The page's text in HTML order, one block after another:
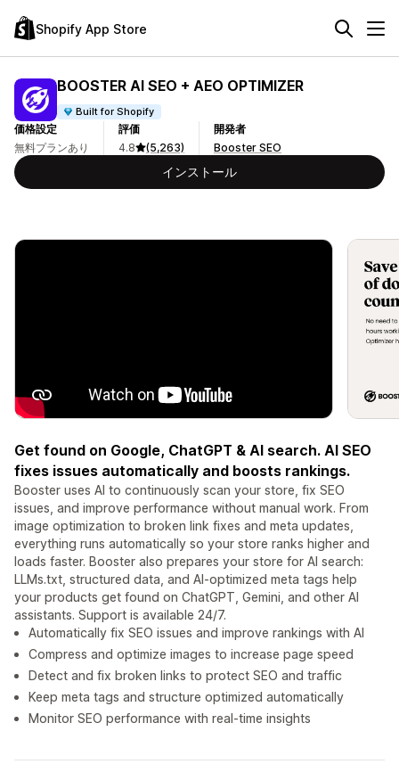
Shopify App Store
BOOSTER AI SEO + AEO OPTIMIZER
Built for Shopify
価格設定
無料プランあり
評価
4.8
(5,263)
開発者
Booster SEO
インストール
Get found on Google, ChatGPT & AI search. AI SEO
fixes issues automatically and boosts rankings.
Booster uses AI to continuously scan your store, fix SEO
issues, and improve performance without manual work. From
image optimization to broken link fixes and meta updates,
everything runs automatically so your store ranks higher and
loads faster. Booster also prepares your store for AI search:
LLMs.txt, structured data, and AI-optimized meta tags help
your products get found on ChatGPT, Gemini, and other AI
assistants. Support is available 24/7.
Automatically fix SEO issues and improve rankings with AI
Compress and optimize images to increase page speed
Detect and fix broken links to protect SEO and traffic
Keep meta tags and structure optimized automatically
Monitor SEO performance with real-time insights